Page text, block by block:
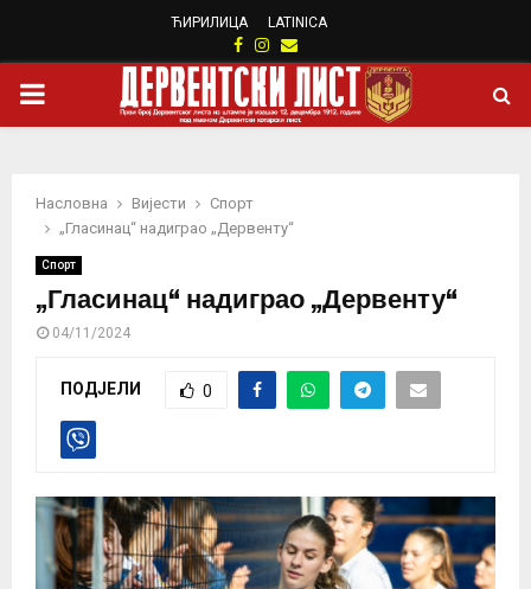
ЋИРИЛИЦА LATINICA
Facebook
Instagram
Email
PRIMARY
Насловна Вијести
Спорт
„Гласинац“ надиграо „Дервенту“
Спорт
„Гласинац“ надиграо „Дервенту“
04/11/2024
ПОДЈЕЛИ 0